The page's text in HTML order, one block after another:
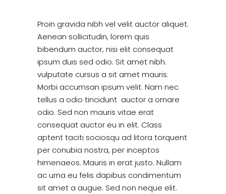
Proin gravida nibh vel velit auctor aliquet.
Aenean sollicitudin, lorem quis
bibendum auctor, nisi elit consequat
ipsum duis sed odio. Sit amet nibh.
vulputate cursus a sit amet mauris.
Morbi accumsan ipsum velit. Nam nec
tellus a odio tincidunt auctor a ornare
odio. Sed non mauris vitae erat
consequat auctor eu in elit. Class
aptent taciti sociosqu ad litora torquent
per conubia nostra, per inceptos
himenaeos. Mauris in erat justo. Nullam
ac urna eu felis dapibus condimentum
sit amet a augue. Sed non neque elit.